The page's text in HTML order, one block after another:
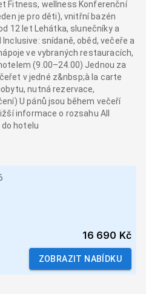
Fitness, wellness Konferenční
je pro děti), vnitřní bazén
12 let Lehátka, slunečníky a
snídaně, oběd, večeře a
ve vybraných restauracích,
(9.00–24.00) Jednou za
v jedné z&nbsp;à la carte
nutná rezervace,
U pánů jsou během večeří
informace o rozsahu All
hotelu
16 690 Kč
ZOBRAZIT NABÍDKU